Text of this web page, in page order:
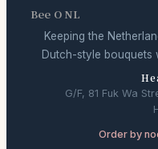
Bee O NL
Keeping the
Dutch-style bouquets
G/F, 81 Fuk Wa
Order by